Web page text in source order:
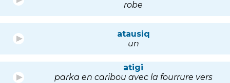
robe
atausiq
un
atigi
parka en caribou avec la fourrure vers